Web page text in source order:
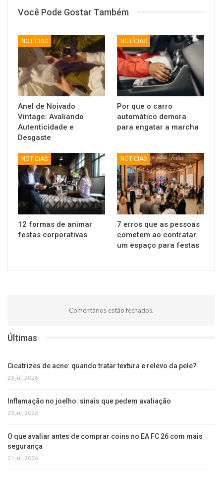
Você Pode Gostar Também
NOTÍCIAS
Anel de Noivado
Vintage: Avaliando
Autenticidade e
Desgaste
NOTÍCIAS
Por que o carro
automático demora
para engatar a marcha
NOTÍCIAS
12 formas de animar
festas corporativas
NOTÍCIAS
7 erros que as pessoas
cometem ao contratar
um espaço para festas
Comentários estão fechados.
Últimas
Cicatrizes de acne: quando tratar textura e relevo da pele?
23 jul, 2026
Inflamação no joelho: sinais que pedem avaliação
23 jul, 2026
O que avaliar antes de comprar coins no EA FC 26 com mais
segurança
21 jul, 2026